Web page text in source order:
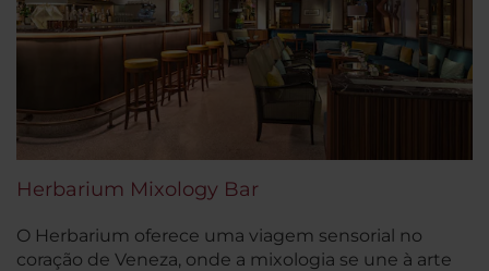
Herbarium Mixology Bar
O Herbarium oferece uma viagem sensorial no
coração de Veneza, onde a mixologia se une à arte